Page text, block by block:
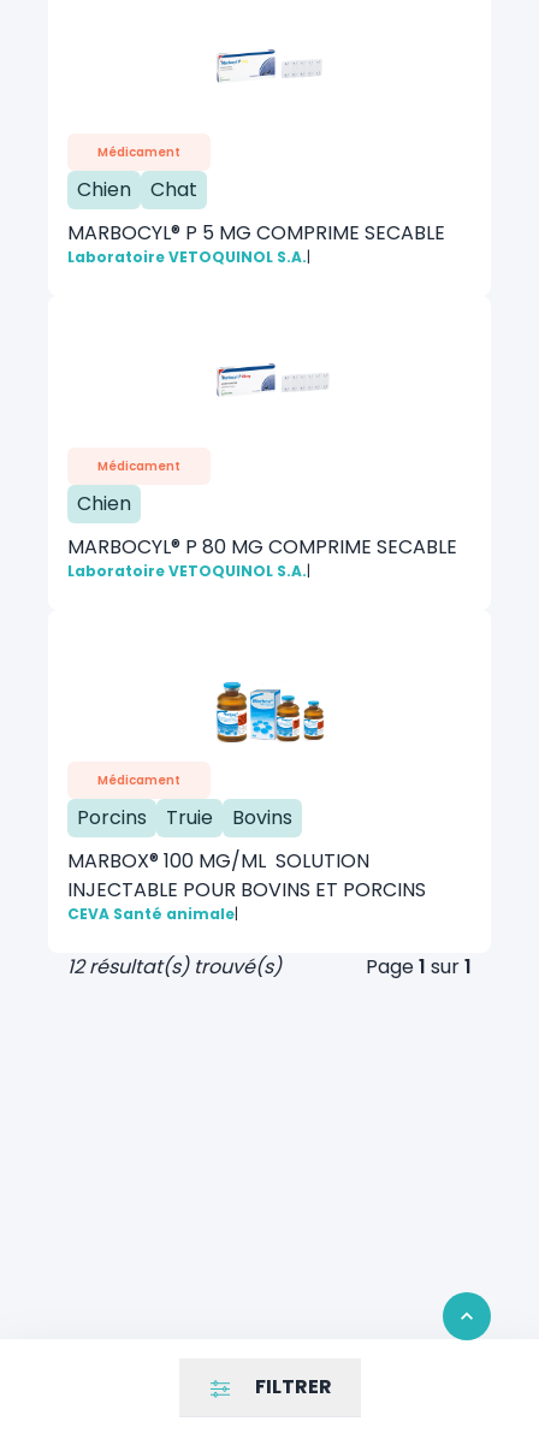
FILTRER
Médicament
Chien
Chat
MARBOCYL® P 5 MG COMPRIME SECABLE
Laboratoire VETOQUINOL S.A.|
Médicament
Chien
MARBOCYL® P 80 MG COMPRIME SECABLE
Laboratoire VETOQUINOL S.A.|
Médicament
Porcins Truie
Bovins
MARBOX® 100 MG/ML SOLUTION
INJECTABLE POUR BOVINS ET PORCINS
CEVA Santé animale|
12 résultat(s) trouvé(s) Page1 sur1
Retour